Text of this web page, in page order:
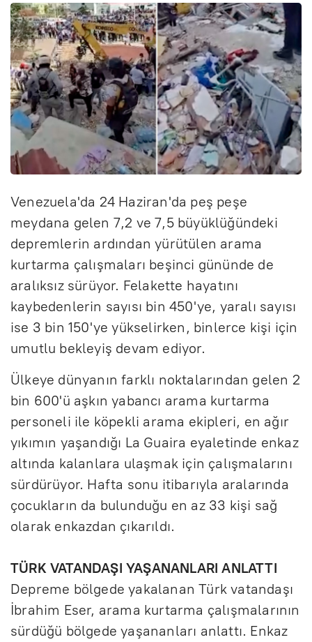
Venezuela'da 24 Haziran'da peş peşe
meydana gelen 7,2 ve 7,5 büyüklüğündeki
depremlerin ardından yürütülen arama
kurtarma çalışmaları beşinci gününde de
aralıksız sürüyor. Felakette hayatını
kaybedenlerin sayısı bin 450'ye, yaralı sayısı
ise 3 bin 150'ye yükselirken, binlerce kişi için
umutlu bekleyiş devam ediyor.
Ülkeye dünyanın farklı noktalarından gelen 2
bin 600'ü aşkın yabancı arama kurtarma
personeli ile köpekli arama ekipleri, en ağır
yıkımın yaşandığı La Guaira eyaletinde enkaz
altında kalanlara ulaşmak için çalışmalarını
sürdürüyor. Hafta sonu itibarıyla aralarında
çocukların da bulunduğu en az 33 kişi sağ
olarak enkazdan çıkarıldı.
TÜRK VATANDAŞI YAŞANANLARI ANLATTI
Depreme bölgede yakalanan Türk vatandaşı
İbrahim Eser, arama kurtarma çalışmalarının
sürdüğü bölgede yaşananları anlattı. Enkaz